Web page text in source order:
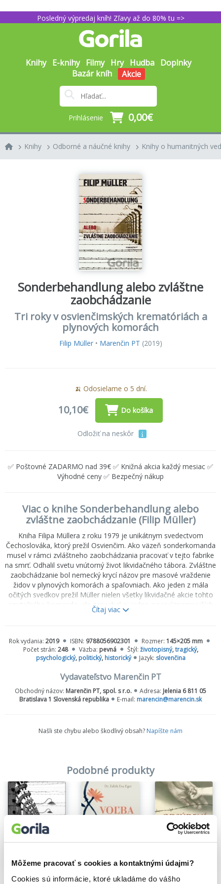
Môžeme pracovať s cookies a kontaktnými údajmi?
Cookies sú informácie, ktoré ukladáme do vášho
Posledný výpredaj kníh! Zľavy až do 80% tu =>
Knihy E-knihy Filmy Hry Hudba Doplnky
Bazár kníh
Akcie
Prihlásenie 0,00€
Knihy Odborné a náučné knihy Knihy o humanitných
Sonderbehandlung alebo zvláštne
zaobchádzanie
Tri roky v osvienčimských krematóriách a
plynových komorách
Filip Müller• Marenčin PT (2019)
🍌 Odosielame o 5 dní.
10,10€ Do košíka
Odložiť na neskôr
✅ Poštovné ZADARMO nad 39€ ✅ Knižná akcia každý mesiac ✅
Výhodné ceny ✅ Bezpečný nákup
Viac o knihe Sonderbehandlung alebo
zvláštne zaobchádzanie (Filip Müller)
Kniha Filipa Müllera z roku 1979 je unikátnym svedectvom
Čechoslováka, ktorý prežil Osvienčim. Ako väzeň sonderkomanda
musel v rámci zvláštneho zaobchádzania pracovať v tejto fabrike
na smrť. Odhalil svetu vnútorný život likvidačného tábora. Zvláštne
zaobchádzanie bol nemecký krycí názov pre masové vraždenie
židov v plynových komorách a spaľovniach. Ako jeden z mála
očitých svedkov prežil Müller nielen všetky likvidačné akcie tohto
smrteľného komanda, ale zanechal aj jedno z najvýznamnejších
svedectiev masového vraždenia. Je to prvé obsiahle svedectvo
„Shoah“ a jeho výpoveďami voči príslušníkom SS v rôznych
súdnych procesoch, obsahuje kniha najväčšiu zbierku
autentických spomienok na svet zvláštneho zaobchádzania. Po
premietnutí svojej výpovede vo filme Clauda Lanzmanna v
nemeckej televízii (v roku 1986) Filip Müller už nikdy verejne o
tejto téme nehovoril.
Čítaj viac
Rok vydania: 2019 ISBN: 9788056902301 Rozmer: 145×205 mm
Počet strán: 248 Väzba: pevná Štýl: životopisný,tragický,
psychologický, politický, historický Jazyk: slovenčina
Vydavateľstvo Marenčin PT
Obchodný názov: Marenčin PT, spol. s r.o. Adresa: Jelenia 6 811 05
Bratislava 1 Slovenská republika
E-mail: marencin@marencin.sk
Našli ste chybu alebo škodlivý obsah? Napíšte nám
Podobné produkty
Na sklade
Sonderbehandlung neboli zvláštní zacházení
Na sklade
Voľba
Na sklade
Odsúdení prežiť